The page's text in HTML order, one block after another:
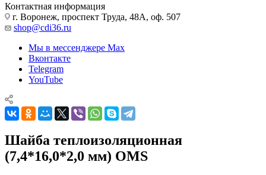
Контактная информация
г. Воронеж, проспект Труда, 48А, оф. 507
shop@cdi36.ru
Мы в мессенджере Max
Вконтакте
Telegram
YouTube
Шайба теплоизоляционная
(7,4*16,0*2,0 мм) OMS